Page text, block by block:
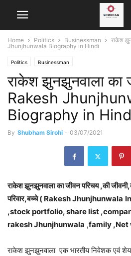
Home Politics Businessman
राकेश
Jhunjhunwala Biography in Hindi
Politics Businessman
राकेश झुनझुनवाला का
Rakesh
Biography in
By Shubham Sirohi - 03/07/2021
राकेश झुनझुनवाला का जीवन परिचय ,की
परिवार,बच्चे ( Rakesh Jhunjhunwala
,stock portfolio, share list
rakesh Jhunjhunwala ,family ,Net
राकेश झुनझुनवाला एक भारतीय निवेशक एवं